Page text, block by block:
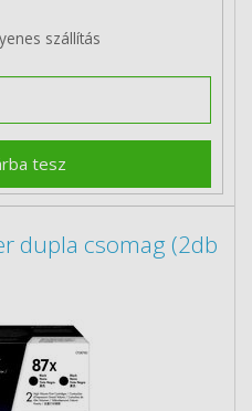
szállítás
tesz
dupla csomag (2db